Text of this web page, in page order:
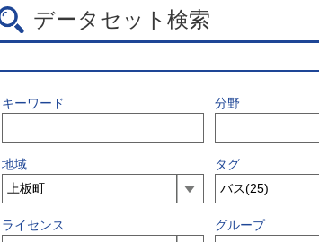
データセット検索
キーワード 分野
地域 タグ
ライセンス グループ